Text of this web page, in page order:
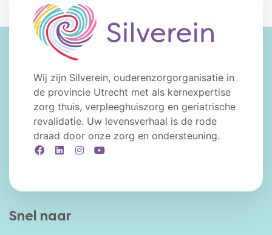
Wij zijn Silverein, ouderenzorgorganisatie in
de provincie Utrecht met als kernexpertise
zorg thuis, verpleeghuiszorg en geriatrische
revalidatie. Uw levensverhaal is de rode
draad door onze zorg en ondersteuning.
FacebookLinkedInInstagram
Snel naar